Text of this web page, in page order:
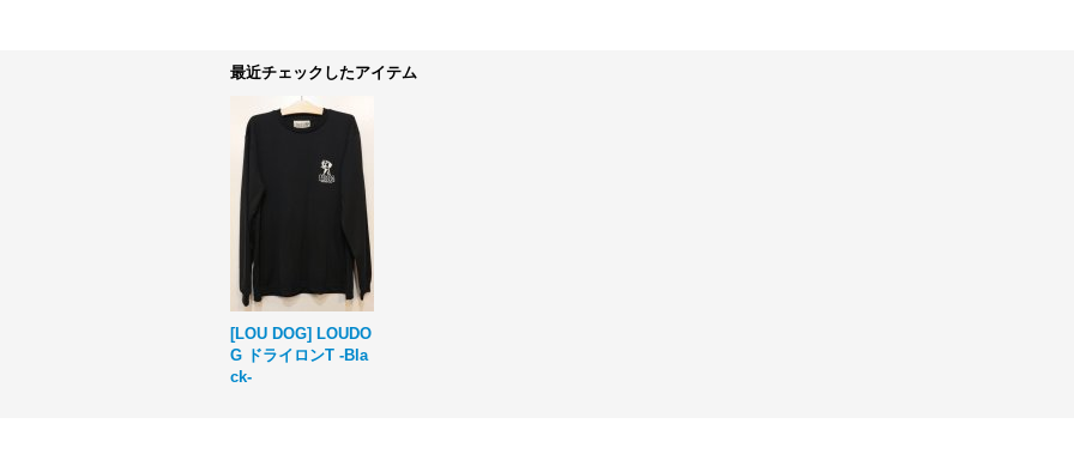
最近チェックしたアイテム
[LOU DOG] LOUDO
G ドライロンT -Bla
ck-